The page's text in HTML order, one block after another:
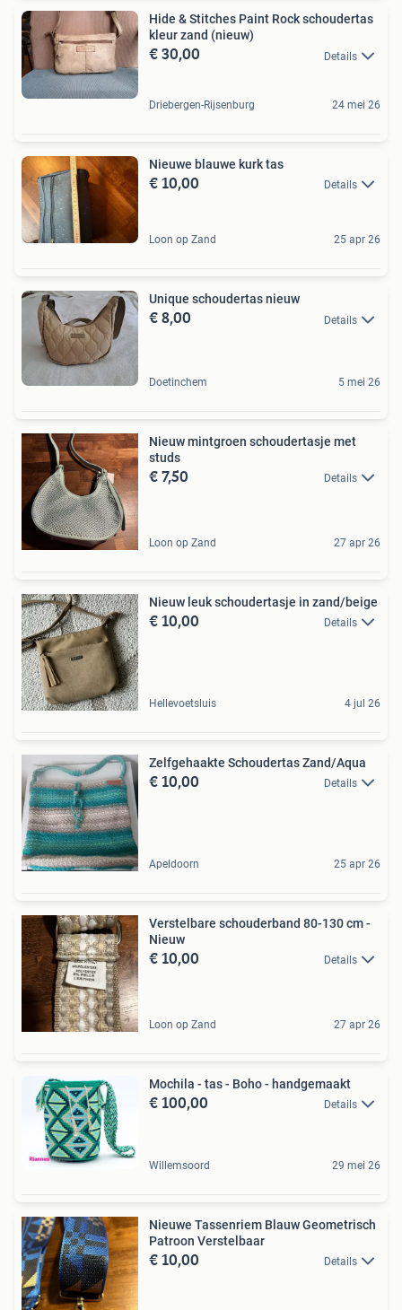
Hide & Stitches Paint Rock schoudertas
kleur zand (nieuw)
€ 30,00 Details
Driebergen-Rijsenburg 24 mei 26
Nieuwe blauwe kurk tas
€ 10,00 Details
Loon op Zand 25 apr 26
Unique schoudertas nieuw
€ 8,00 Details
Doetinchem 5 mei 26
Nieuw mintgroen schoudertasje met
studs
€ 7,50 Details
Loon op Zand 27 apr 26
Nieuw leuk schoudertasje in zand/beige
€ 10,00 Details
Hellevoetsluis 4 jul 26
Zelfgehaakte Schoudertas Zand/Aqua
€ 10,00 Details
Apeldoorn 25 apr 26
Verstelbare schouderband 80-130 cm -
Nieuw
€ 10,00 Details
Loon op Zand 27 apr 26
Mochila - tas - Boho - handgemaakt
€ 100,00 Details
Willemsoord 29 mei 26
Nieuwe Tassenriem Blauw Geometrisch
Patroon Verstelbaar
€ 10,00 Details